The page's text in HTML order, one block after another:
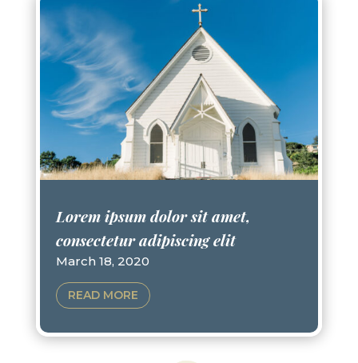
Lorem ipsum dolor sit amet,
consectetur adipiscing elit
March 18, 2020
READ MORE